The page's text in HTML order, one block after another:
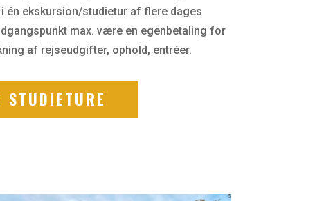
én ekskursion/studietur af flere dages
max. være en egenbetaling for
af rejseudgifter, ophold, entréer.
STUDIETURE